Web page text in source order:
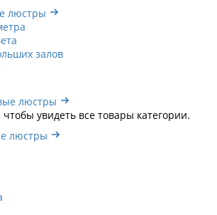
люстры
залов
люстры
увидеть все товары категории.
люстры